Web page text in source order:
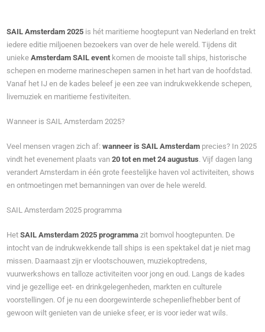
SAIL Amsterdam 2025 is hét maritieme hoogtepunt van Nederland en trekt
iedere editie miljoenen bezoekers van over de hele wereld. Tijdens dit
uniekeAmsterdam SAIL event komen de mooiste tall ships, historische
schepen en moderne marineschepen samen in het hart van de hoofdstad.
Vanaf het IJ en de kades beleef je een zee van indrukwekkende schepen,
livemuziek en maritieme festiviteiten.
Wanneer is SAIL Amsterdam 2025?
Veel mensen vragen zich af:wanneer is SAIL Amsterdam precies? In 2025
vindt het evenement plaats van20 tot en met 24 augustus. Vijf dagen lang
verandert Amsterdam in één grote feestelijke haven vol activiteiten, shows
en ontmoetingen met bemanningen van over de hele wereld.
SAIL Amsterdam 2025 programma
HetSAIL Amsterdam 2025 programma zit bomvol hoogtepunten. De
intocht van de indrukwekkende tall ships is een spektakel dat je niet mag
missen. Daarnaast zijn er vlootschouwen, muziekoptredens,
vuurwerkshows en talloze activiteiten voor jong en oud. Langs de kades
vind je gezellige eet- en drinkgelegenheden, markten en culturele
voorstellingen. Of je nu een doorgewinterde schepenliefhebber bent of
gewoon wilt genieten van de unieke sfeer, er is voor ieder wat wils.